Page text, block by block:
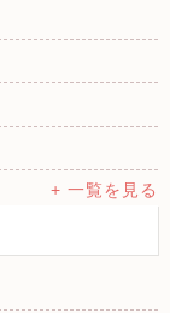
+ 一覧を見る